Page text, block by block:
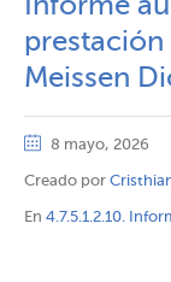
Informe
prestación
Meissen
8 mayo, 2026
Creado por
En 4.7.5.1.2.10.